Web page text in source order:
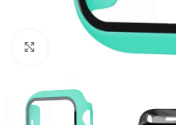
Cliquer pour agrandir